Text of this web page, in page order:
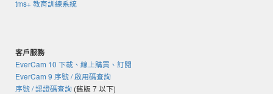
tms+ 教育訓練系統
客戶服務
EverCam 10 下載、線上購買、訂閱
EverCam 9 序號 / 啟用碼查詢
序號 / 認證碼查詢 (舊版 7 以下)